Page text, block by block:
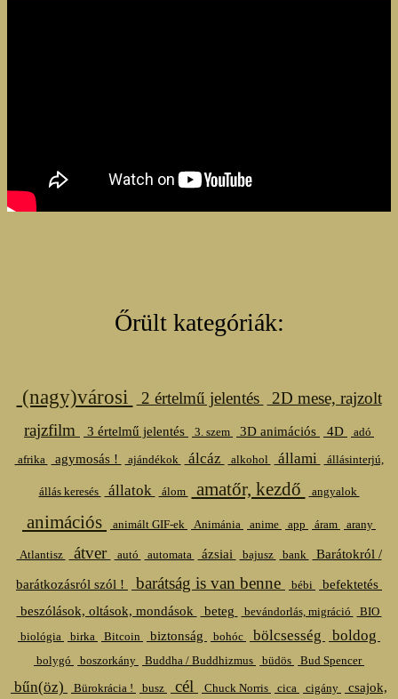
Őrült kategóriák:
(nagy)városi 2 értelmű jelentés
2D mese, rajzolt
rajzfilm
3 értelmű jelentés 3. szem 3D animációs 4D adó
afrika agymosás ! ajándékok álcáz alkohol állami állásinterjú,
állás keresés állatok álom amatőr, kezdő angyalok
animációs animált GIF-ek Animánia anime app áram arany
Atlantisz átver autó automata ázsiai bajusz bank
Barátokról /
barátkozásról szól !
barátság is van benne bébi
befektetés
beszólások, oltások, mondások
beteg bevándorlás, migráció
BIO
biológia
birka Bitcoin biztonság bohóc bölcsesség boldog
bolygó boszorkány Buddha / Buddhizmus büdös Bud Spencer
bűn(öz) Bürokrácia ! busz cél Chuck Norris cica cigány csajok,